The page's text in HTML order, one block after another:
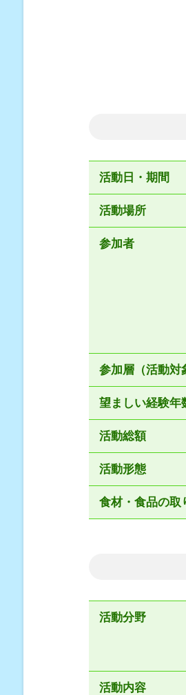
活動日・期間
活動場所
参加者
参加層（活動対
望ましい経験年
活動総額
活動形態
食材・食品の取
活動分野
活動内容